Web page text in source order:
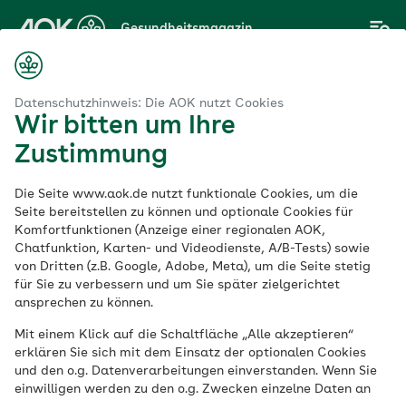
Datenschutzhinweis: Die AOK nutzt Cookies
Wir bitten um Ihre
Zustimmung
Die Seite www.aok.de nutzt funktionale Cookies, um die
Seite bereitstellen zu können und optionale Cookies für
Komfortfunktionen (Anzeige einer regionalen AOK,
Chatfunktion, Karten- und Videodienste, A/B-Tests) sowie
von Dritten (z.B. Google, Adobe, Meta), um die Seite stetig
für Sie zu verbessern und um Sie später zielgerichtet
ansprechen zu können.
Mit einem Klick auf die Schaltfläche „Alle akzeptieren“
erklären Sie sich mit dem Einsatz der optionalen Cookies
und den o.g. Datenverarbeitungen einverstanden. Wenn Sie
einwilligen werden zu den o.g. Zwecken einzelne Daten an
Hauptinhalt
springen
Gesundheitsmagazin
Ihre Resilienz stärken
mit den Angeboten
der AOK NordWest
Veröffentlicht am:
05.02.2026 3 Minuten Lesedauer